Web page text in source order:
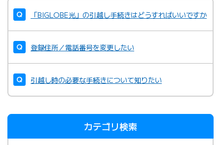
「BIGLOBE光」の引越し手続きはどうすればいいですか
登録住所／電話番号を変更したい
引越し時の必要な手続きについて知りたい
カテゴリ検索